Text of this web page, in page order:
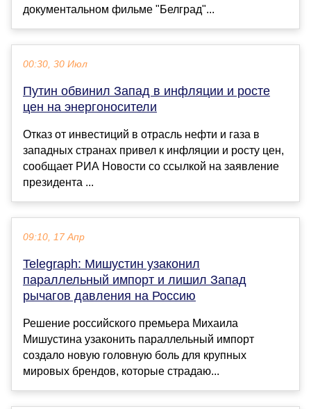
документальном фильме "Белград"...
00:30, 30 Июл
Путин обвинил Запад в инфляции и росте
цен на энергоносители
Отказ от инвестиций в отрасль нефти и газа в
западных странах привел к инфляции и росту цен,
сообщает РИА Новости со ссылкой на заявление
президента ...
09:10, 17 Апр
Telegraph: Мишустин узаконил
параллельный импорт и лишил Запад
рычагов давления на Россию
Решение российского премьера Михаила
Мишустина узаконить параллельный импорт
создало новую головную боль для крупных
мировых брендов, которые страдаю...